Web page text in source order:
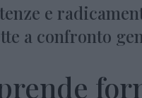
e
a confronto